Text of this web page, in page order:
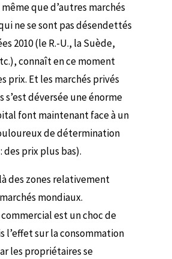
que d’autres marchés
ne se sont pas désendettés
2010 (le R.-U., la Suède,
connaît en ce moment
prix. Et les marchés privés
s’est déversée une énorme
font maintenant face à un
de détermination
des prix plus bas).
des zones relativement
mondiaux.
est un choc de
l’effet sur la consommation
les propriétaires se